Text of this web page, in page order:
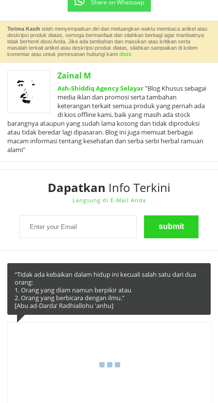
Share on Whatsaap
Terima Kasih telah menyempatkan diri dan meluangkan waktu membaca artikel atau
deskripsi produk diatas, semoga bermanfaat dan silahkan berbagi agar manfaatnya
tidak berhenti disisi Anda. Jika ada tambahan dan masukan atau kritikan serta
masalah terkait artikel atau deskripsi produk diatas, silahkan sampaikan di kolom
komentar atau untuk pemesanan hubungi kami disini.
Zainal M
Ash-Shiddiq Agency Selayar"Blog Khusus sebagai
media iklan dan promosi serta tambahan
keterangan terkait semua produk yang pernah ada
di kios offline kami, baik yang masih ada stock
barangnya ataupun yang sudah lama kosong dan tidak diproduksi
atau tidak beredar lagi dipasaran. Blog ini juga memuat berbagai
macam informasi tentang kesehatan dan serba serbi herbal ramuan
alami"
Dapatkan Info Terkini
Langsung di E-Mail Anda
“Tidak ada kebaikan dalam hidup ini kecuali salah satu dari dua
orang:
1. Orang yang diam namun berpikir atau
2. Orang yang berbicara dengan ilmu.”
[Abu ad-Darda’ Radhiallohu 'anhu]